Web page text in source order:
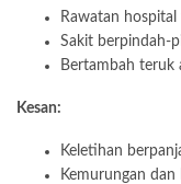
Rawatan
Sakit berpindah-
Bertambah teruk
Kesan:
Keletihan
Kemurungan dan